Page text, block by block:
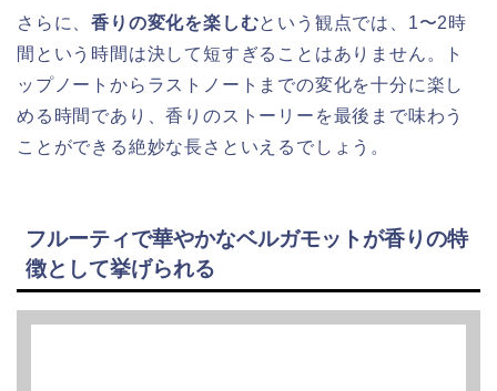
さらに、香りの変化を楽しむという観点では、1〜2時
間という時間は決して短すぎることはありません。ト
ップノートからラストノートまでの変化を十分に楽し
める時間であり、香りのストーリーを最後まで味わう
ことができる絶妙な長さといえるでしょう。
フルーティで華やかなベルガモットが香りの特
徴として挙げられる